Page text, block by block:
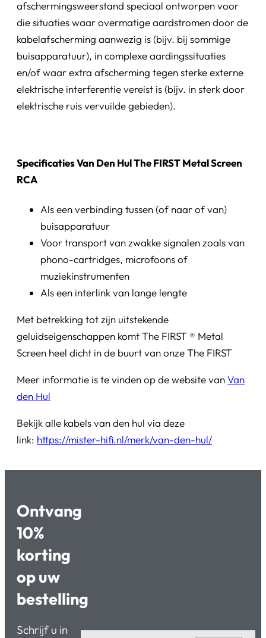
afschermingsweerstand speciaal ontworpen voor
die situaties waar overmatige aardstromen door de
kabelafscherming aanwezig is (bijv. bij sommige
buisapparatuur), in complexe aardingssituaties
en/of waar extra afscherming tegen sterke externe
elektrische interferentie vereist is (bijv. in sterk door
elektrische ruis vervuilde gebieden).
Specificaties Van Den Hul The FIRST Metal Screen
RCA
Als een verbinding tussen (of naar of van)
buisapparatuur
Voor transport van zwakke signalen zoals van
phono-cartridges, microfoons of
muziekinstrumenten
Als een interlink van lange lengte
Met betrekking tot zijn uitstekende
geluidseigenschappen komt The FIRST ® Metal
Screen heel dicht in de buurt van onze The FIRST
Meer informatie is te vinden op de website vanVan
den Hul
Bekijk alle kabels van den hul via deze
link: https://mister-hifi.nl/merk/van-den-hul/
Ontvang
10%
korting
op uw
bestelling
Schrijf u in